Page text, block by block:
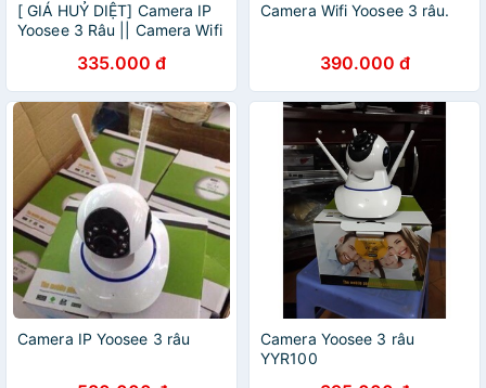
[ GIÁ HUỶ DIỆT] Camera IP
Yoosee 3 Râu || Camera Wifi
335.000 đ
Camera Wifi Yoosee 3 râu.
390.000 đ
Camera IP Yoosee 3 râu
Camera Yoosee 3 râu
YYR100